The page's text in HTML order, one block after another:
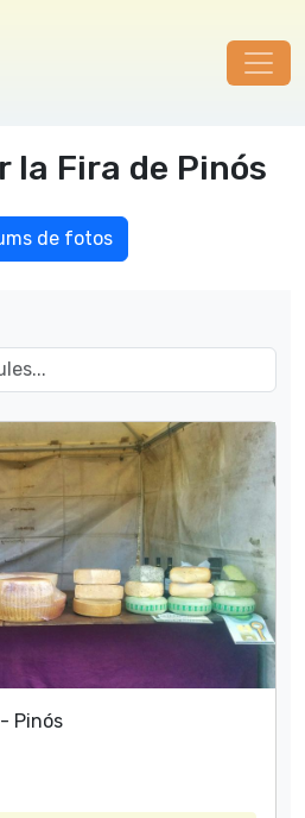
la Fira de Pinós
de fotos
Pinós